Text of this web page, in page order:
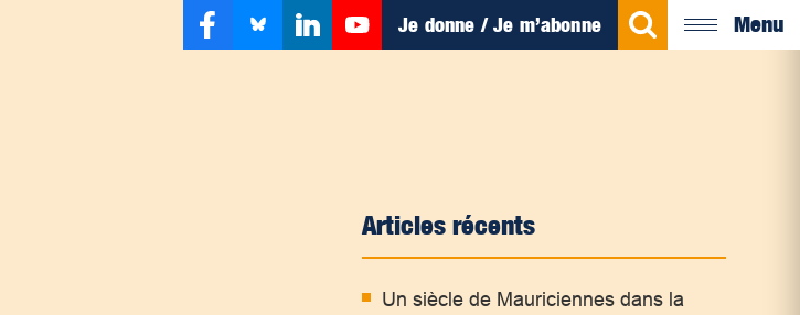
Je donne / Je m’abonne Menu
Articles récents
Un siècle de Mauriciennes dans la